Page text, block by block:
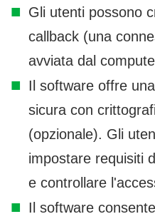
Gli utenti possono
callback (una
avviata dal
Il software offre
sicura con
(opzionale). Gli
impostare requisiti
e controllare
Il software